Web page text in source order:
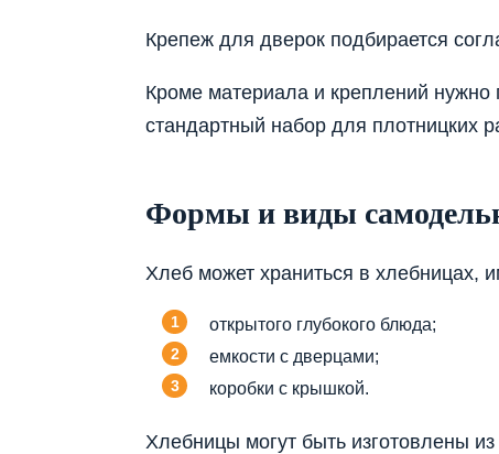
Крепеж для дверок подбирается
Кроме материала и креплений
стандартный набор для плотницких
Формы и виды
Хлеб может храниться в хлебницах,
открытого глубокого блюда;
емкости с дверцами;
коробки с крышкой.
Хлебницы могут быть изготовлены